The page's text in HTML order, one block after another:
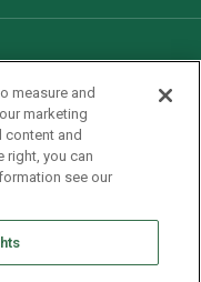
measure and
marketing
and
right, you can
see our